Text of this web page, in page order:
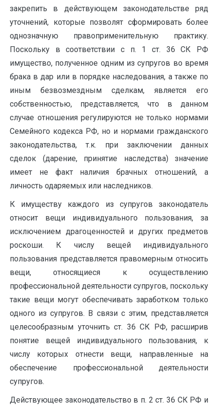
закрепить в действующем законодательстве ряд
уточнений, которые позволят сформировать более
однозначную правоприменительную практику.
Поскольку в соответствии с п. 1 ст. 36 СК РФ
имущество, полученное одним из супругов во время
брака в дар или в порядке наследования, а также по
иным безвозмездным сделкам, является его
собственностью, представляется, что в данном
случае отношения регулируются не только нормами
Семейного кодекса РФ, но и нормами гражданского
законодательства, т.к. при заключении данных
сделок (дарение, принятие наследства) значение
имеет не факт наличия брачных отношений, а
личность одаряемых или наследников.
К имуществу каждого из супругов законодатель
относит вещи индивидуального пользования, за
исключением драгоценностей и других предметов
роскоши. К числу вещей индивидуального
пользования представляется правомерным относить
вещи, относящиеся к осуществлению
профессиональной деятельности супругов, поскольку
такие вещи могут обеспечивать заработком только
одного из супругов. В связи с этим, представляется
целесообразным уточнить ст. 36 СК РФ, расширив
понятие вещей индивидуального пользования, к
числу которых отнести вещи, направленные на
обеспечение профессиональной деятельности
супругов.
Действующее законодательство в п. 2 ст. 36 СК РФ и